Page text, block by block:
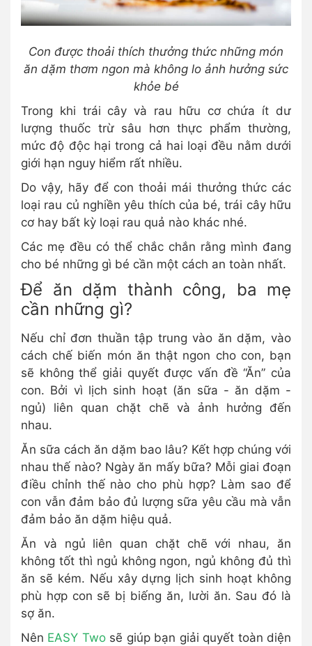
Con được thoải thích thưởng thức những món
ăn dặm thơm ngon mà không lo ảnh hưởng sức
khỏe bé
Trong khi trái cây và rau hữu cơ chứa ít dư
lượng thuốc trừ sâu hơn thực phẩm thường,
mức độ độc hại trong cả hai loại đều nằm dưới
giới hạn nguy hiểm rất nhiều.
Do vậy, hãy để con thoải mái thưởng thức các
loại rau củ nghiền yêu thích của bé, trái cây hữu
cơ hay bất kỳ loại rau quả nào khác nhé.
Các mẹ đều có thể chắc chắn rằng mình đang
cho bé những gì bé cần một cách an toàn nhất.
Để ăn dặm thành công, ba mẹ
cần những gì?
Nếu chỉ đơn thuần tập trung vào ăn dặm, vào
cách chế biến món ăn thật ngon cho con, bạn
sẽ không thể giải quyết được vấn đề “Ăn” của
con. Bởi vì lịch sinh hoạt (ăn sữa - ăn dặm -
ngủ) liên quan chặt chẽ và ảnh hưởng đến
nhau.
Ăn sữa cách ăn dặm bao lâu? Kết hợp chúng với
nhau thế nào? Ngày ăn mấy bữa? Mỗi giai đoạn
điều chỉnh thế nào cho phù hợp? Làm sao để
con vẫn đảm bảo đủ lượng sữa yêu cầu mà vẫn
đảm bảo ăn dặm hiệu quả.
Ăn và ngủ liên quan chặt chẽ với nhau, ăn
không tốt thì ngủ không ngon, ngủ không đủ thì
ăn sẽ kém. Nếu xây dựng lịch sinh hoạt không
phù hợp con sẽ bị biếng ăn, lười ăn. Sau đó là
sợ ăn.
Nên EASY Twosẽ giúp bạn giải quyết toàn diện